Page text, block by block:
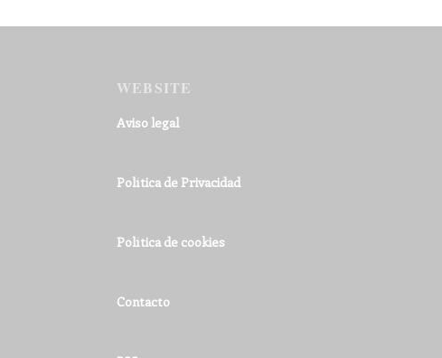
WEBSITE
Aviso legal
Política de Privacidad
Política de cookies
Contacto